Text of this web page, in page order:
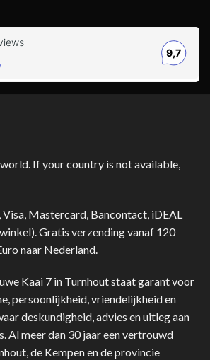
If your country is not available,
Mastercard, Bancontact, iDEAL
Gratis verzending vanaf 120
naar Nederland.
Kaai 7 in Turnhout staat garant voor
persoonlijkheid, vriendelijkheid en
deskundigheid, advies en uitleg aan
Al meer dan 30 jaar een vertrouwd
de Kempen en de provincie